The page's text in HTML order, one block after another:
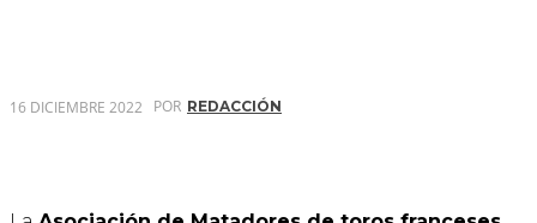
16 DICIEMBRE 2022 POR REDACCIÓN